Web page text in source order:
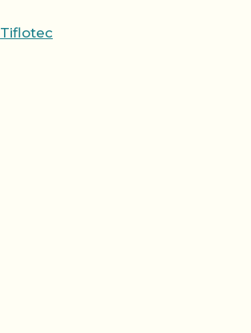
Tiflotec